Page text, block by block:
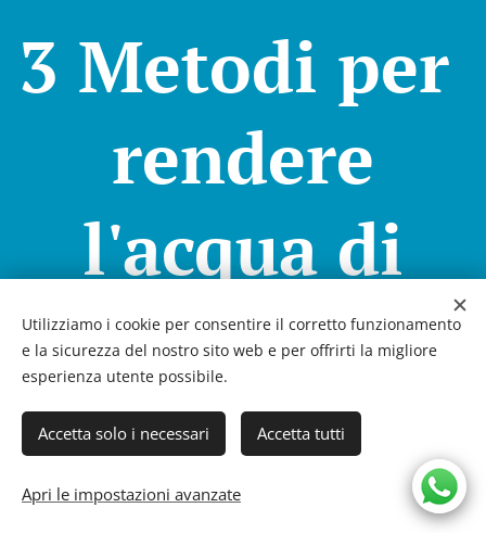
3 Metodi per
rendere
l'acqua di
casa salutare
per tutta la
Utilizziamo i cookie per consentire il corretto funzionamento
e la sicurezza del nostro sito web e per offrirti la migliore
esperienza utente possibile.
Accetta solo i necessari Accetta tutti
Apri le impostazioni avanzate